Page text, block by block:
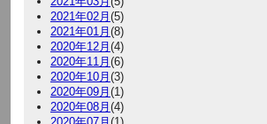
2021年02月 (5)
2021年01月 (8)
2020年12月 (4)
2020年11月 (6)
2020年10月 (3)
2020年09月 (1)
2020年08月 (4)